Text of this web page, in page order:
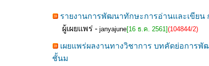
รายงานการพัฒนาทักษะการอ่านและเขีย
ผู้เผยแพร่ - janyajune[16 ธ.ค. 2561](104844/2)
เผยแพร่ผลงานทางวิชาการ บทคัดย่อการ
ชั้นม